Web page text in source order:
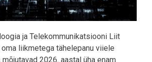
ja Telekommunikatsiooni Liit
liikmetega tähelepanu viiele
2026. aastal üha enam